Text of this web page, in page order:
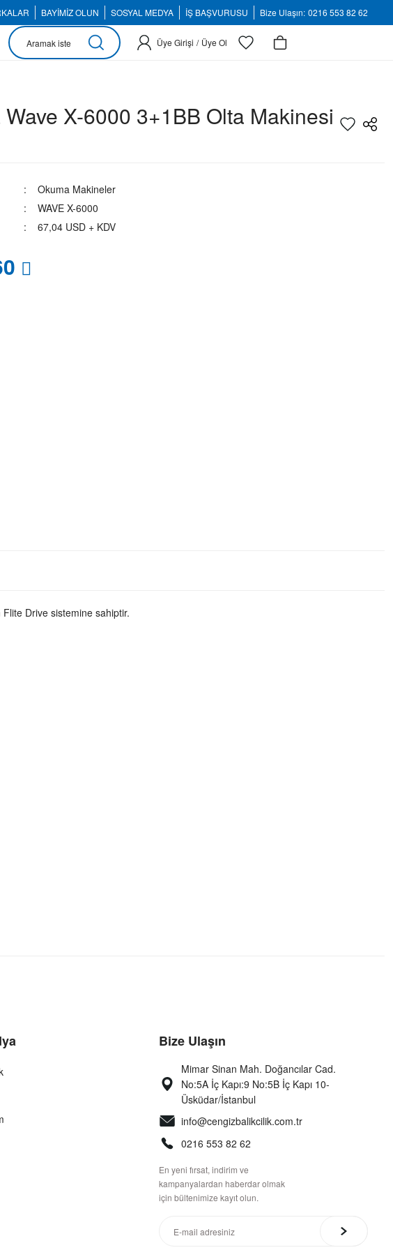
BAYİMİZ OLUN SOSYAL MEDYA İŞ BAŞVURUSU Bize Ulaşın: 0216 553 82 62
Üye Girişi / Üye Ol
X-6000 3+1BB Olta Makinesi
Okuma Makineler
WAVE X-6000
67,04 USD + KDV
Drive sistemine sahiptir.
Bize Ulaşın
Mimar Sinan Mah. Doğancılar Cad.
No:5A İç Kapı:9 No:5B İç Kapı 10-
Üsküdar/İstanbul
info@cengizbalikcilik.com.tr
0216 553 82 62
En yeni fırsat, indirim ve
kampanyalardan haberdar olmak
için bültenimize kayıt olun.